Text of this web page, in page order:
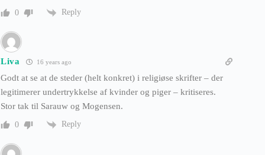
0 Reply
Liva 16 years ago
Godt at se at de steder (helt konkret) i religiøse skrifter – der
legitimerer undertrykkelse af kvinder og piger – kritiseres.
Stor tak til Sarauw og Mogensen.
0 Reply